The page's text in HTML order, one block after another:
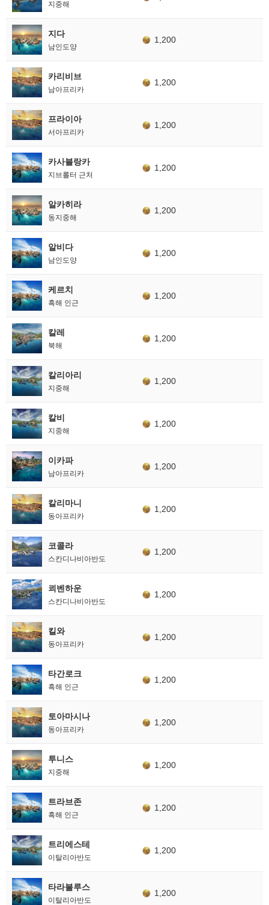
지중해
지다
남인도양
1,200
카리비브
남아프리카
1,200
프라이아
서아프리카
1,200
카사블랑카
지브롤터 근처
1,200
알카히라
동지중해
1,200
알비다
남인도양
1,200
케르치
흑해 인근
1,200
칼레
북해
1,200
칼리아리
지중해
1,200
칼비
지중해
1,200
이카파
남아프리카
1,200
칼리마니
동아프리카
1,200
코콜라
스칸디나비아반도
1,200
쾨벤하운
스칸디나비아반도
1,200
킬와
동아프리카
1,200
타간로크
흑해 인근
1,200
토아마시나
동아프리카
1,200
투니스
지중해
1,200
트라브존
흑해 인근
1,200
트리에스테
이탈리아반도
1,200
타라불루스
이탈리아반도
1,200